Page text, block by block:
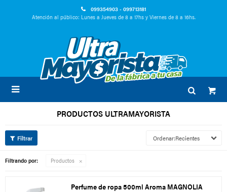
099354903 - 099713181
Atención al público: Lunes a Jueves de 8 a 17hs y Viernes de 8 a 16hs.

PRODUCTOS ULTRAMAYORISTA
Recientes
Filtrando por: Productos
Perfume de ropa 500ml Aroma MAGNOLIA